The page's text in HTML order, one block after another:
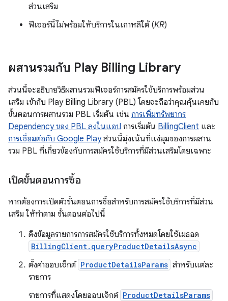
ส่วนเสริม
ฟีเจอร์นี้ไม่พร้อมให้บริการในเกาหลีใต้ (KR)
ผสานรวมกับ Play Billing Library
ส่วนนี้จะอธิบายวิธีผสานรวมฟีเจอร์การสมัครใช้บริการพร้อมส่วน
เสริม เข้ากับ Play Billing Library (PBL) โดยจะถือว่าคุณคุ้นเคยกับ
ขั้นตอนการผสานรวม PBL เริ่มต้น เช่น การเพิ่มทรัพยากร
Dependency ของ PBL ลงในแอป การเริ่มต้น BillingClient และ
การเชื่อมต่อกับ Google Playส่วนนี้มุ่งเน้นที่แง่มุมของการผสาน
รวม PBL ที่เกี่ยวข้องกับการสมัครใช้บริการที่มีส่วนเสริมโดยเฉพาะ
เปิดขั้นตอนการซื้อ
หากต้องการเปิดตัวขั้นตอนการซื้อสำหรับการสมัครใช้บริการที่มีส่วน
เสริม ให้ทำตาม ขั้นตอนต่อไปนี้
ดึงข้อมูลรายการการสมัครใช้บริการทั้งหมดโดยใช้เมธอด
BillingClient.queryProductDetailsAsync
ตั้งค่าออบเจ็กต์ ProductDetailsParams สำหรับแต่ละ
รายการ
รายการที่แสดงโดยออบเจ็กต์ ProductDetailsParams